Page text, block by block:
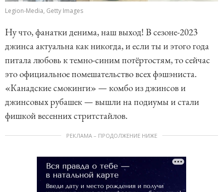
Legion-Media, Getty Images
Ну что, фанатки денима, наш выход! В сезоне-2023
джинса актуальна как никогда, и если ты и этого года
питала любовь к темно-синим потёртостям, то сейчас
это официальное помешательство всех фэшэниста.
«Канадские смокинги» — комбо из джинсов и
джинсовых рубашек — вышли на подиумы и стали
фишкой весенних стритстайлов.
РЕКЛАМА – ПРОДОЛЖЕНИЕ НИЖЕ